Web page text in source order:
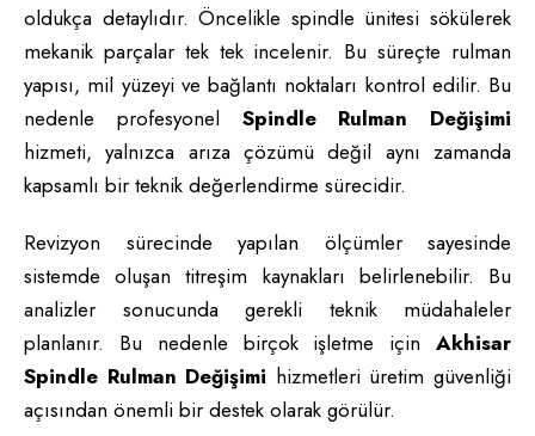
oldukça detaylıdır. Öncelikle spindle ünitesi sökülerek
mekanik parçalar tek tek incelenir. Bu süreçte rulman
yapısı, mil yüzeyi ve bağlantı noktaları kontrol edilir. Bu
nedenle profesyonel Spindle Rulman Değişimi
hizmeti, yalnızca arıza çözümü değil aynı zamanda
kapsamlı bir teknik değerlendirme sürecidir.
Revizyon sürecinde yapılan ölçümler sayesinde
sistemde oluşan titreşim kaynakları belirlenebilir. Bu
analizler sonucunda gerekli teknik müdahaleler
planlanır. Bu nedenle birçok işletme için Akhisar
Spindle Rulman Değişimi hizmetleri üretim güvenliği
açısından önemli bir destek olarak görülür.